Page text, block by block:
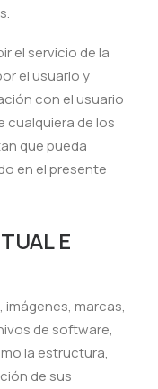
el servicio de la
el usuario y
con el usuario
cualquiera de los
que pueda
en el presente
E
marcas,
de software,
la estructura,
de sus